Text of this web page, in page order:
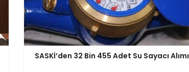
SASKİ’den 32 Bin 455 Adet Su Sayacı Alımı